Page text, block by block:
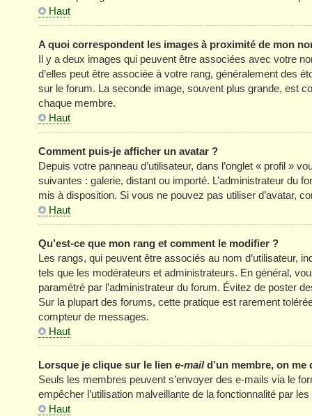
Haut
A quoi correspondent les images à proximité de mon
Il y a deux images qui peuvent être associées avec votre
d’elles peut être associée à votre rang, généralement des
sur le forum. La seconde image, souvent plus grande, est
chaque membre.
Haut
Comment puis-je afficher un avatar ?
Depuis votre panneau d’utilisateur, dans l’onglet « profil »
suivantes : galerie, distant ou importé. L’administrateur du
mis à disposition. Si vous ne pouvez pas utiliser d’avatar,
Haut
Qu’est-ce que mon rang et comment le modifier ?
Les rangs, qui peuvent être associés au nom d’utilisateur,
tels que les modérateurs et administrateurs. En général,
paramétré par l’administrateur du forum. Évitez de poster
Sur la plupart des forums, cette pratique est rarement
compteur de messages.
Haut
Lorsque je clique sur le lien e-maild’un membre, on me
Seuls les membres peuvent s’envoyer des e-mails via le
empêcher l’utilisation malveillante de la fonctionnalité par
Haut